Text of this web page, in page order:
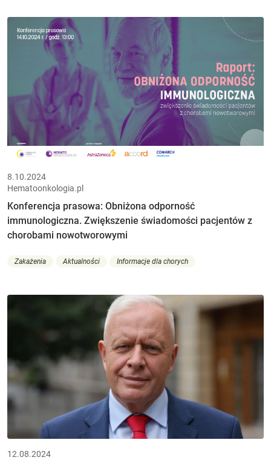
8.10.2024
Hematoonkologia.pl
Konferencja prasowa: Obniżona odporność
immunologiczna. Zwiększenie świadomości pacjentów z
chorobami nowotworowymi
Zakażenia Aktualności Informacje dla chorych
12.08.2024